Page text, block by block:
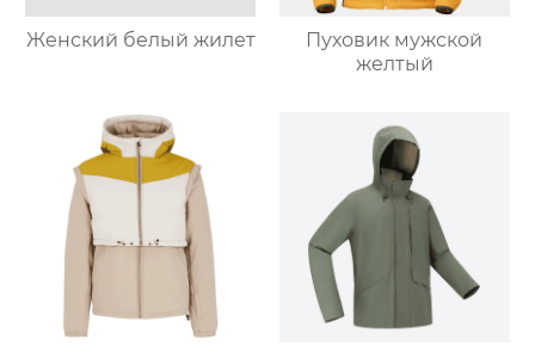
Женский белый жилет
Пуховик мужской
желтый